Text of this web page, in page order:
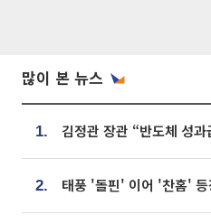
많이 본 뉴스
1.
2.